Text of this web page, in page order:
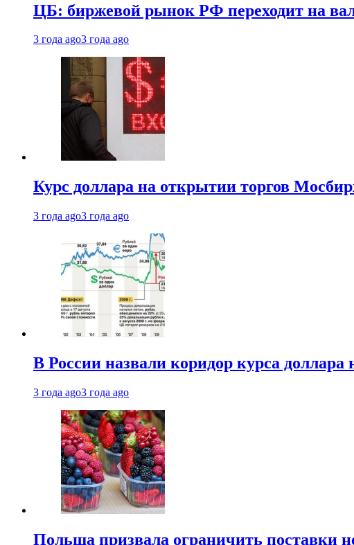
ЦБ: биржевой рынок РФ переходит на
3 года ago3 года ago
Курс доллара на открытии торгов
3 года ago3 года ago
В России назвали коридор курса
3 года ago3 года ago
Польша призвала ограничить поставки